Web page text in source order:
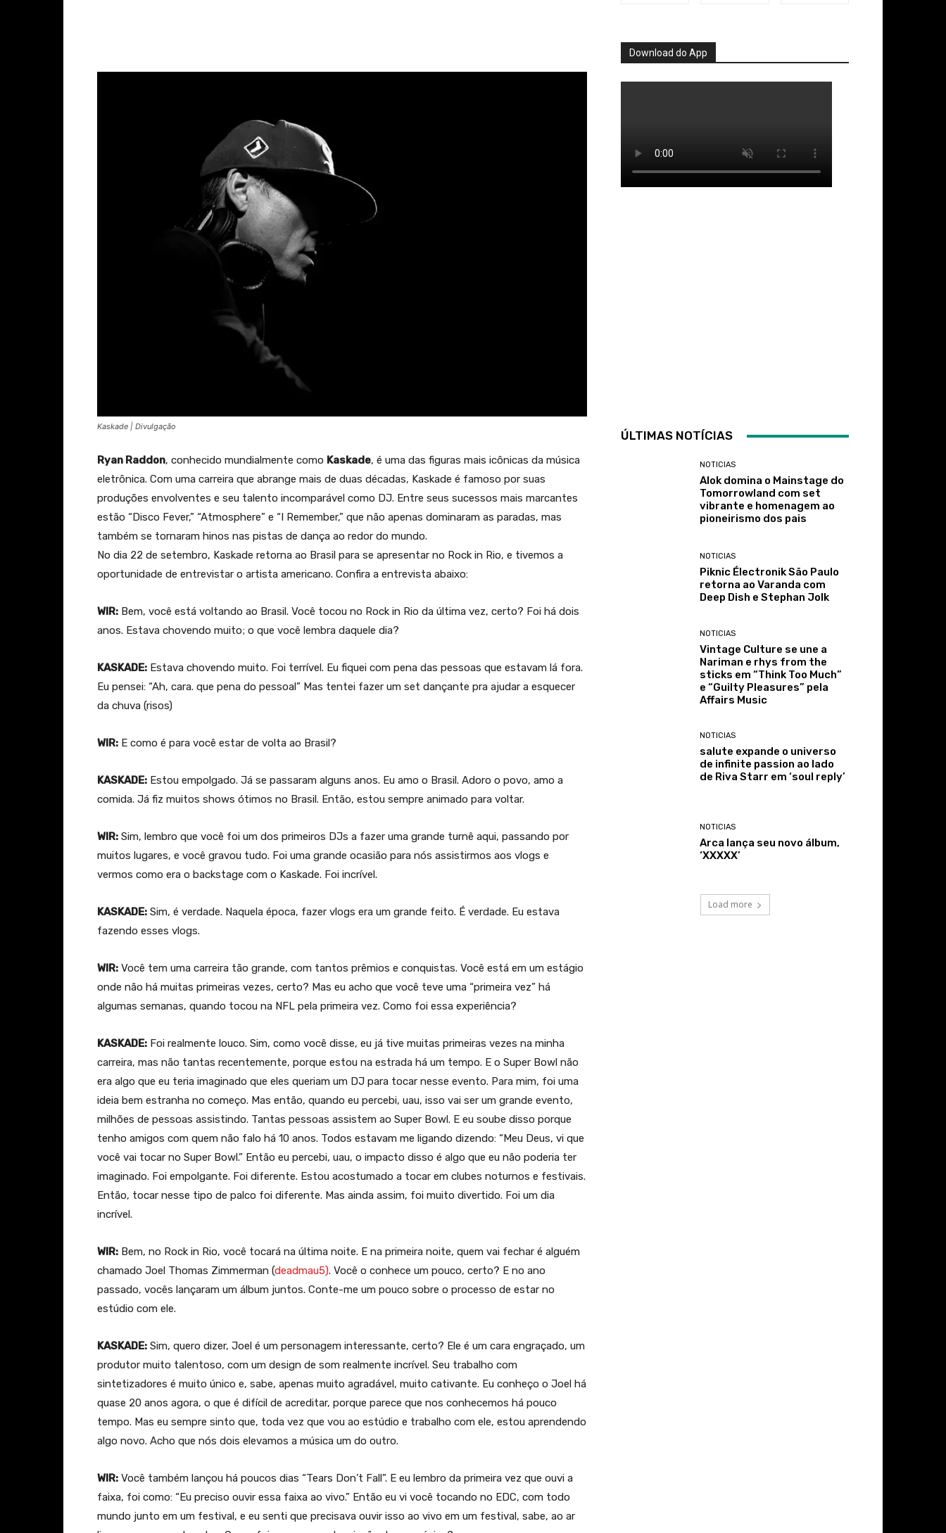
Kaskade | Divulgação
Ryan Raddon, conhecido mundialmente como Kaskade, é uma das figuras mais icônicas da música
eletrônica. Com uma carreira que abrange mais de duas décadas, Kaskade é famoso por suas
produções envolventes e seu talento incomparável como DJ. Entre seus sucessos mais marcantes
estão “Disco Fever,” “Atmosphere” e “I Remember,” que não apenas dominaram as paradas, mas
também se tornaram hinos nas pistas de dança ao redor do mundo.
No dia 22 de setembro, Kaskade retorna ao Brasil para se apresentar no Rock in Rio, e tivemos a
oportunidade de entrevistar o artista americano. Confira a entrevista abaixo:
WIR: Bem, você está voltando ao Brasil. Você tocou no Rock in Rio da última vez, certo? Foi há dois
anos. Estava chovendo muito; o que você lembra daquele dia?
KASKADE: Estava chovendo muito. Foi terrível. Eu fiquei com pena das pessoas que estavam lá fora.
Eu pensei: “Ah, cara. que pena do pessoal” Mas tentei fazer um set dançante pra ajudar a esquecer
da chuva (risos)
WIR: E como é para você estar de volta ao Brasil?
KASKADE: Estou empolgado. Já se passaram alguns anos. Eu amo o Brasil. Adoro o povo, amo a
comida. Já fiz muitos shows ótimos no Brasil. Então, estou sempre animado para voltar.
WIR: Sim, lembro que você foi um dos primeiros DJs a fazer uma grande turnê aqui, passando por
muitos lugares, e você gravou tudo. Foi uma grande ocasião para nós assistirmos aos vlogs e
vermos como era o backstage com o Kaskade. Foi incrível.
KASKADE: Sim, é verdade. Naquela época, fazer vlogs era um grande feito. É verdade. Eu estava
fazendo esses vlogs.
WIR: Você tem uma carreira tão grande, com tantos prêmios e conquistas. Você está em um estágio
onde não há muitas primeiras vezes, certo? Mas eu acho que você teve uma “primeira vez” há
algumas semanas, quando tocou na NFL pela primeira vez. Como foi essa experiência?
KASKADE: Foi realmente louco. Sim, como você disse, eu já tive muitas primeiras vezes na minha
carreira, mas não tantas recentemente, porque estou na estrada há um tempo. E o Super Bowl não
era algo que eu teria imaginado que eles queriam um DJ para tocar nesse evento. Para mim, foi uma
ideia bem estranha no começo. Mas então, quando eu percebi, uau, isso vai ser um grande evento,
milhões de pessoas assistindo. Tantas pessoas assistem ao Super Bowl. E eu soube disso porque
tenho amigos com quem não falo há 10 anos. Todos estavam me ligando dizendo: “Meu Deus, vi que
você vai tocar no Super Bowl.” Então eu percebi, uau, o impacto disso é algo que eu não poderia ter
imaginado. Foi empolgante. Foi diferente. Estou acostumado a tocar em clubes noturnos e festivais.
Então, tocar nesse tipo de palco foi diferente. Mas ainda assim, foi muito divertido. Foi um dia
incrível.
WIR: Bem, no Rock in Rio, você tocará na última noite. E na primeira noite, quem vai fechar é alguém
chamado Joel Thomas Zimmerman (deadmau5). Você o conhece um pouco, certo? E no ano
passado, vocês lançaram um álbum juntos. Conte-me um pouco sobre o processo de estar no
estúdio com ele.
KASKADE: Sim, quero dizer, Joel é um personagem interessante, certo? Ele é um cara engraçado, um
produtor muito talentoso, com um design de som realmente incrível. Seu trabalho com
sintetizadores é muito único e, sabe, apenas muito agradável, muito cativante. Eu conheço o Joel há
quase 20 anos agora, o que é difícil de acreditar, porque parece que nos conhecemos há pouco
tempo. Mas eu sempre sinto que, toda vez que vou ao estúdio e trabalho com ele, estou aprendendo
algo novo. Acho que nós dois elevamos a música um do outro.
WIR: Você também lançou há poucos dias “Tears Don’t Fall”. E eu lembro da primeira vez que ouvi a
faixa, foi como: “Eu preciso ouvir essa faixa ao vivo.” Então eu vi você tocando no EDC, com todo
mundo junto em um festival, e eu senti que precisava ouvir isso ao vivo em um festival, sabe, ao ar
Download do App
ÚLTIMAS NOTÍCIAS
NOTICIAS
Alok domina o Mainstage do
Tomorrowland com set
vibrante e homenagem ao
pioneirismo dos pais
NOTICIAS
Piknic Électronik São Paulo
retorna ao Varanda com
Deep Dish e Stephan Jolk
NOTICIAS
Vintage Culture se une a
Nariman e rhys from the
sticks em “Think Too Much”
e “Guilty Pleasures” pela
Affairs Music
NOTICIAS
salute expande o universo
de infinite passion ao lado
de Riva Starr em ‘soul reply’
NOTICIAS
Arca lança seu novo álbum,
‘XXXXX’
Load more